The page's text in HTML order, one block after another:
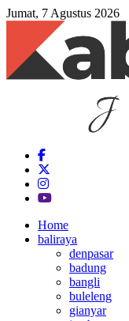
Jumat, 7 Agustus 2026
Home
baliraya
denpasar
badung
bangli
buleleng
gianyar